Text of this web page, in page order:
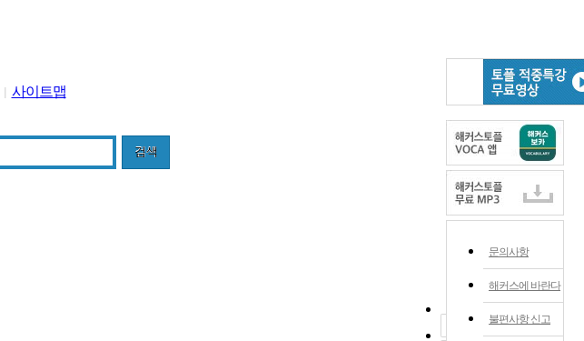
사이트맵
검색
문의사항
해커스에 바란다
불편사항 신고